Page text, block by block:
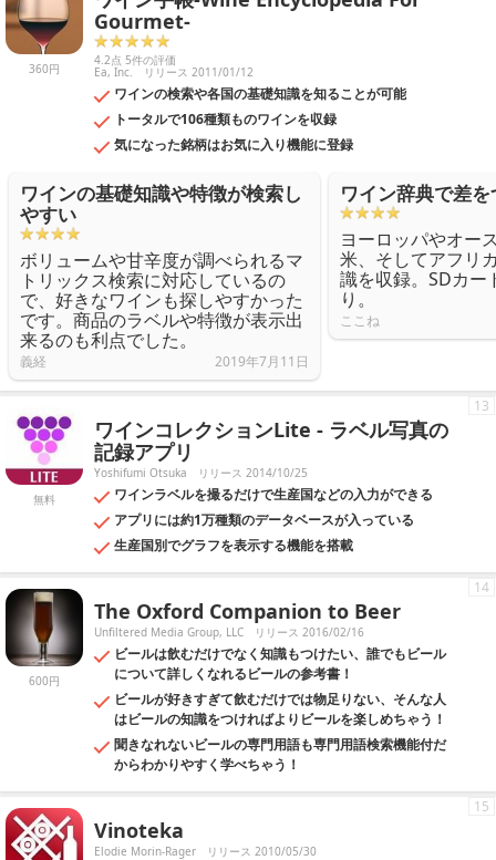
360円
Gourmet-
4.2点 5件の評価
Ea, Inc. リリース 2011/01/12
ワインの検索や各国の基礎知識を知ることが可能
トータルで106種類ものワインを収録
気になった銘柄はお気に入り機能に登録
ワインの基礎知識や特徴が検索し
やすい
ボリュームや甘辛度が調べられるマ
トリックス検索に対応しているの
で、好きなワインも探しやすかった
です。商品のラベルや特徴が表示出
来るのも利点でした。
義経 2019年7月11日
ワイン辞典で差
ヨーロッパやオー
米、そしてアフリ
識を収録。SDカー
り。
ここね
無料
ワインコレクションLite - ラベル写真の
記録アプリ
Yoshifumi Otsuka リリース 2014/10/25
ワインラベルを撮るだけで生産国などの入力ができる
アプリには約1万種類のデータベースが入っている
生産国別でグラフを表示する機能を搭載
13
600円
The Oxford Companion to Beer
Unfiltered Media Group, LLC リリース 2016/02/16
ビールは飲むだけでなく知識もつけたい、誰でもビール
について詳しくなれるビールの参考書！
ビールが好きすぎて飲むだけでは物足りない、そんな人
はビールの知識をつければよりビールを楽しめちゃう！
聞きなれないビールの専門用語も専門用語検索機能付だ
からわかりやすく学べちゃう！
14
Vinoteka
Elodie Morin-Rager リリース 2010/05/30
15